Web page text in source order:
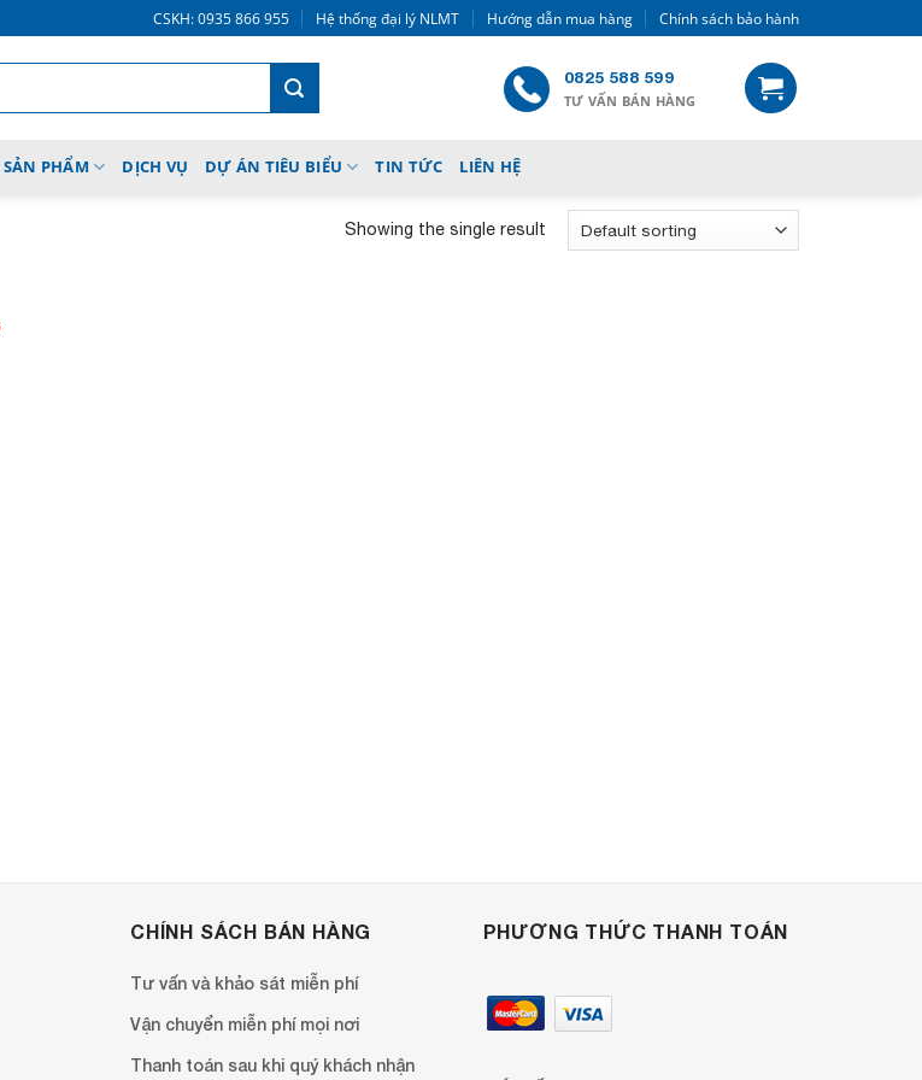
CSKH: 0935 866 955 Hệ thống đại lý NLMT Hướng dẫn mua hàng Chính sách bảo hành
0825 588 599
TƯ VẤN BÁN HÀNG
SẢN PHẨM DỊCH VỤ DỰ ÁN TIÊU BIỂU TIN TỨC LIÊN HỆ
Showing the single result
CHÍNH SÁCH BÁN HÀNG
Tư vấn và khảo sát miễn phí
Vận chuyển miễn phí mọi nơi
Thanh toán sau khi quý khách nhận
PHƯƠNG THỨC THANH TOÁN